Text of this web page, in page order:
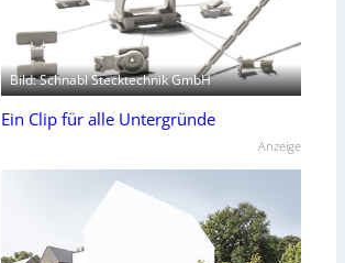
Bild: Schnabl Stecktechnik GmbH
Ein Clip für alle Untergründe
Anzeige